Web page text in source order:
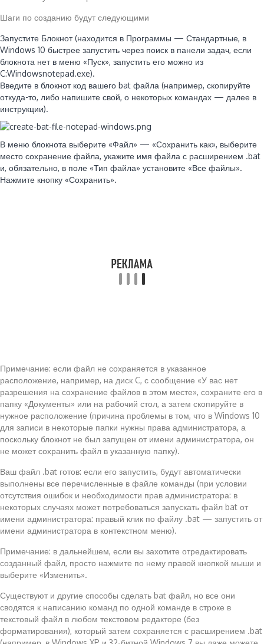
Шаги по созданию будут следующими
Запустите Блокнот (находится в Программы — Стандартные, в
Windows 10 быстрее запустить через поиск в панели задач, если
блокнота нет в меню «Пуск», запустить его можно из
C:Windowsnotepad.exe).
Введите в блокнот код вашего bat файла (например, скопируйте
откуда-то, либо напишите свой, о некоторых командах — далее в
инструкции).
В меню блокнота выберите «Файл» — «Сохранить как», выберите
место сохранение файла, укажите имя файла с расширением .bat
и, обязательно, в поле «Тип файла» установите «Все файлы».
Нажмите кнопку «Сохранить».
Примечание: если файл не сохраняется в указанное
расположение, например, на диск C, с сообщение «У вас нет
разрешения на сохранение файлов в этом месте», сохраните его в
папку «Документы» или на рабочий стол, а затем скопируйте в
нужное расположение (причина проблемы в том, что в Windows 10
для записи в некоторые папки нужны права администратора, а
поскольку блокнот не был запущен от имени администратора, он
не может сохранить файл в указанную папку).
Ваш файл .bat готов: если его запустить, будут автоматически
выполнены все перечисленные в файле команды (при условии
отсутствия ошибок и необходимости прав администратора: в
некоторых случаях может потребоваться запускать файл bat от
имени администратора: правый клик по файлу .bat — запустить от
имени администратора в контекстном меню).
Примечание: в дальнейшем, если вы захотите отредактировать
созданный файл, просто нажмите по нему правой кнопкой мыши и
выберите «Изменить».
Существуют и другие способы сделать bat файл, но все они
сводятся к написанию команд по одной команде в строке в
текстовый файл в любом текстовом редакторе (без
форматирования), который затем сохраняется с расширением .bat